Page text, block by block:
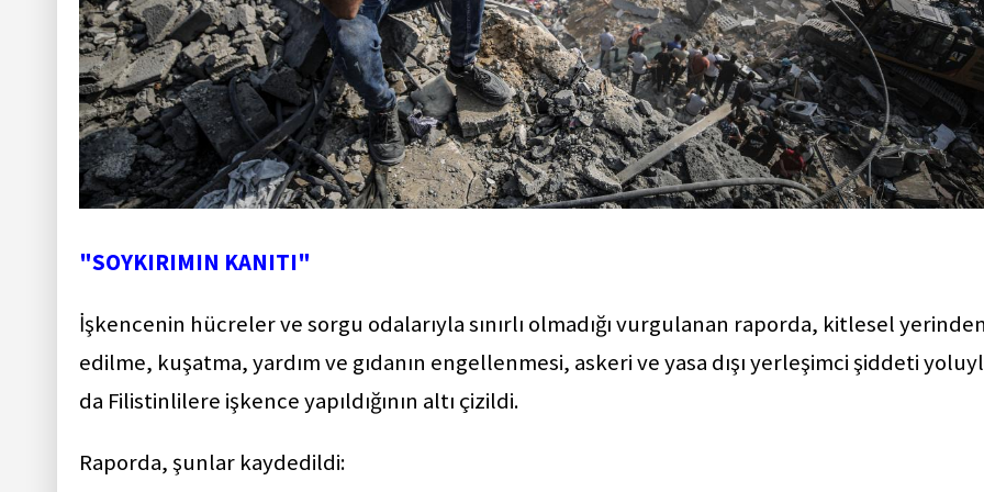
"SOYKIRIMIN KANITI"
İşkencenin hücreler ve sorgu odalarıyla sınırlı olmadığı vurgulanan raporda, kitlesel
edilme, kuşatma, yardım ve gıdanın engellenmesi, askeri ve yasa dışı yerleşimci şiddeti
da Filistinlilere işkence yapıldığının altı çizildi.
Raporda, şunlar kaydedildi: